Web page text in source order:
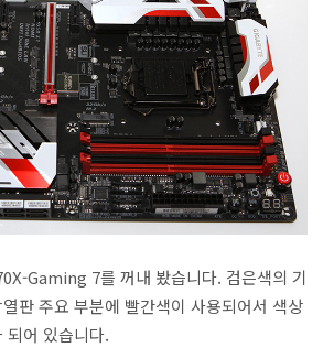
Gaming 7를 꺼내 봤습니다. 검은색의 기
판 주요 부분에 빨간색이 사용되어서 색상
되어 있습니다.